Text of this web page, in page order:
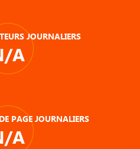
JOURNALIERS
A
PAGE JOURNALIERS
A